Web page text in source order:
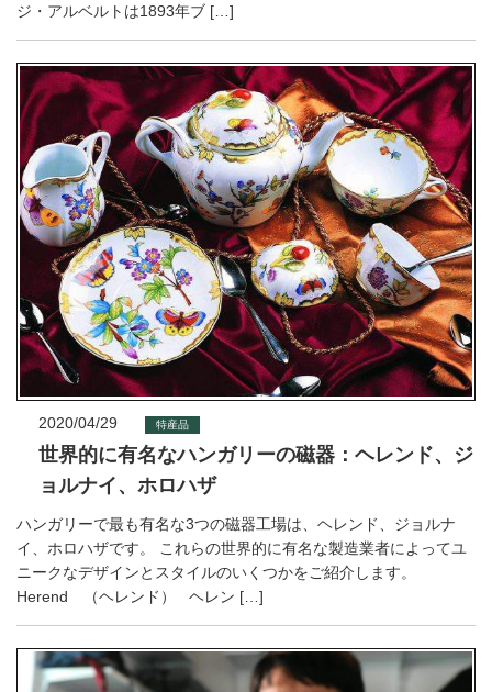
ジ・アルベルトは1893年ブ […]
2020/04/29 特産品
世界的に有名なハンガリーの磁器：ヘレンド、ジ
ョルナイ、ホロハザ
ハンガリーで最も有名な3つの磁器工場は、ヘレンド、ジョルナ
イ、ホロハザです。 これらの世界的に有名な製造業者によってユ
ニークなデザインとスタイルのいくつかをご紹介します。
Herend （ヘレンド） ヘレン […]